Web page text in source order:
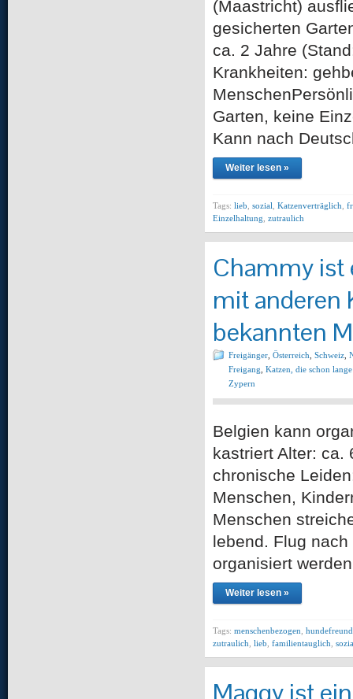
(Maastricht)
gesicherten
ca. 2 Jahre
Krankheiten:
Garten, keine
Kann nach
Weiter lesen »
Tags: lieb sozial Katzenverträglich
Einzelhaltung zutraulich
Chammy ist
mit anderen
bekannten
Freigänger Österreich Schweiz
Freigang Katzen, die schon
Zypern
Belgien kann
kastriert Alter: ca.
chronische
Menschen,
Menschen
lebend. Flug
organisiert
Weiter lesen »
Tags: menschenbezogen
zutraulich lieb familientauglich
Maggy ist